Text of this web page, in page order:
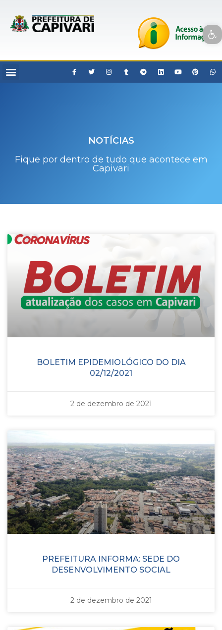
Open toolbar
NOTÍCIAS
Fique por dentro de tudo que acontece em
Capivari
BOLETIM EPIDEMIOLÓGICO DO DIA
02/12/2021
2 de dezembro de 2021
PREFEITURA INFORMA: SEDE DO
DESENVOLVIMENTO SOCIAL
2 de dezembro de 2021